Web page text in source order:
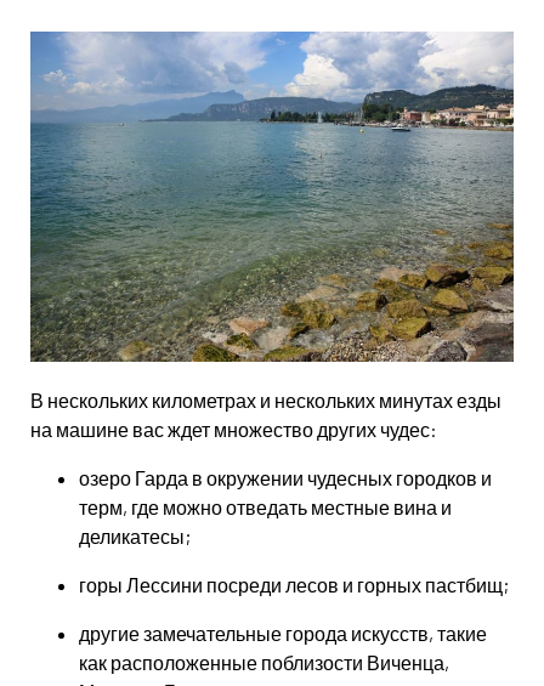
В нескольких километрах и нескольких минутах езды
на машине вас ждет множество других чудес:
озеро Гарда в окружении чудесных городков и
терм, где можно отведать местные вина и
деликатесы;
горы Лессини посреди лесов и горных пастбищ;
другие замечательные города искусств, такие
как расположенные поблизости Виченца,